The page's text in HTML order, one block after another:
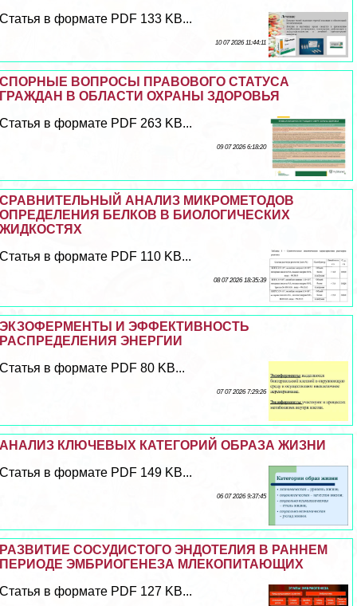
Статья в формате PDF 133 KB...
10 07 2026 11:44:11
СПОРНЫЕ ВОПРОСЫ ПРАВОВОГО СТАТУСА
ГРАЖДАН В ОБЛАСТИ ОХРАНЫ ЗДОРОВЬЯ
Статья в формате PDF 263 KB...
09 07 2026 6:18:20
СРАВНИТЕЛЬНЫЙ АНАЛИЗ МИКРОМЕТОДОВ
ОПРЕДЕЛЕНИЯ БЕЛКОВ В БИОЛОГИЧЕСКИХ
ЖИДКОСТЯХ
Статья в формате PDF 110 KB...
08 07 2026 18:35:39
ЭКЗОФЕРМЕНТЫ И ЭФФЕКТИВНОСТЬ
РАСПРЕДЕЛЕНИЯ ЭНЕРГИИ
Статья в формате PDF 80 KB...
07 07 2026 7:29:26
АНАЛИЗ КЛЮЧЕВЫХ КАТЕГОРИЙ ОБРАЗА ЖИЗНИ
Статья в формате PDF 149 KB...
06 07 2026 9:37:45
РАЗВИТИЕ СОСУДИСТОГО ЭНДОТЕЛИЯ В РАННЕМ
ПЕРИОДЕ ЭМБРИОГЕНЕЗА МЛЕКОПИТАЮЩИХ
Статья в формате PDF 127 KB...